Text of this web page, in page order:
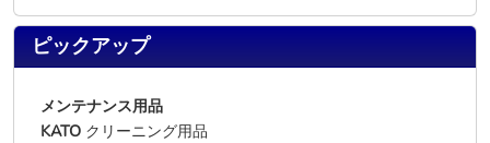
ピックアップ
メンテナンス用品
KATO クリーニング用品